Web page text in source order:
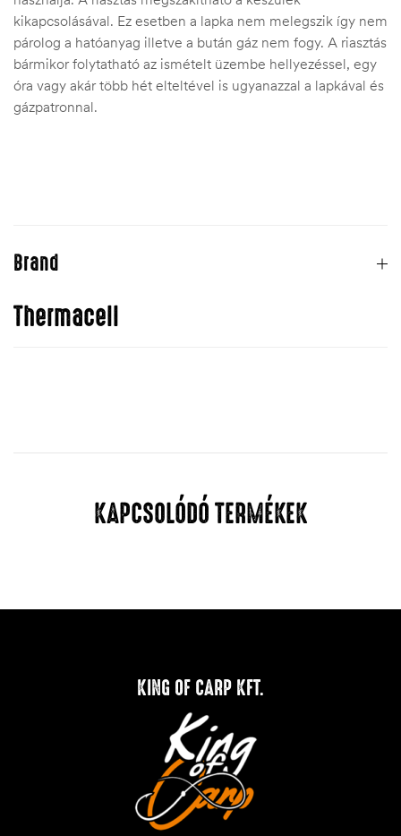
kikapcsolásával. Ez esetben a lapka nem melegszik így nem
párolog a hatóanyag illetve a bután gáz nem fogy. A riasztás
bármikor folytatható az ismételt üzembe hellyezéssel, egy
óra vagy akár több hét elteltével is ugyanazzal a lapkával és
gázpatronnal.
Brand
Thermacell
KAPCSOLÓDÓ TERMÉKEK
KING OF CARP KFT.